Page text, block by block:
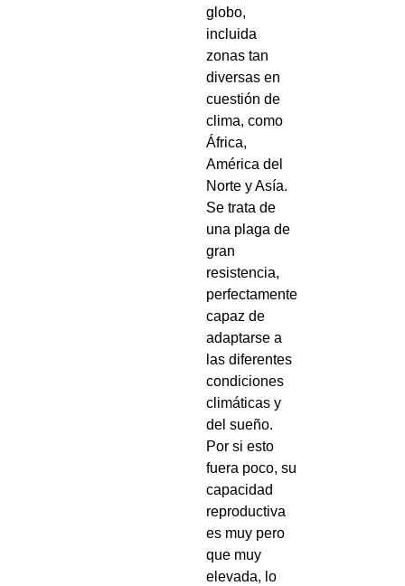
globo,
incluida
zonas tan
diversas en
cuestión de
clima, como
África,
América del
Norte y Asía.
Se trata de
una plaga de
gran
resistencia,
perfectamente
capaz de
adaptarse a
las diferentes
condiciones
climáticas y
del sueño.
Por si esto
fuera poco, su
capacidad
reproductiva
es muy pero
que muy
elevada, lo